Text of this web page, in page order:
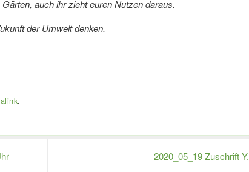
auch ihr zieht euren Nutzen daraus.
der Umwelt denken.
.
2020_05_19 Zuschrift Y.